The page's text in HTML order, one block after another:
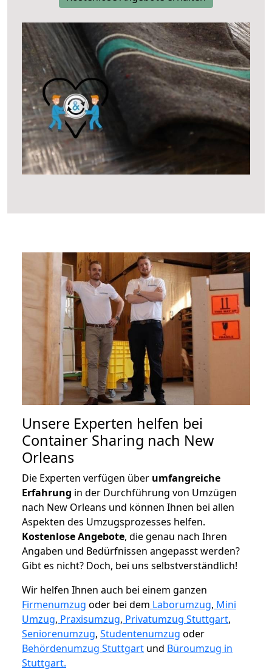
Unsere Experten helfen bei
Container Sharing nach New
Orleans
Die Experten verfügen über umfangreiche
Erfahrung in der Durchführung von Umzügen
nach New Orleans und können Ihnen bei allen
Aspekten des Umzugsprozesses helfen.
Kostenlose Angebote, die genau nach Ihren
Angaben und Bedürfnissen angepasst werden?
Gibt es nicht? Doch, bei uns selbstverständlich!
Wir helfen Ihnen auch bei einem ganzen
Firmenumzug oder bei dem Laborumzug, Mini
Umzug, Praxisumzug, Privatumzug Stuttgart,
Seniorenumzug, Studentenumzug oder
Behördenumzug Stuttgart und Büroumzug in
Stuttgart.